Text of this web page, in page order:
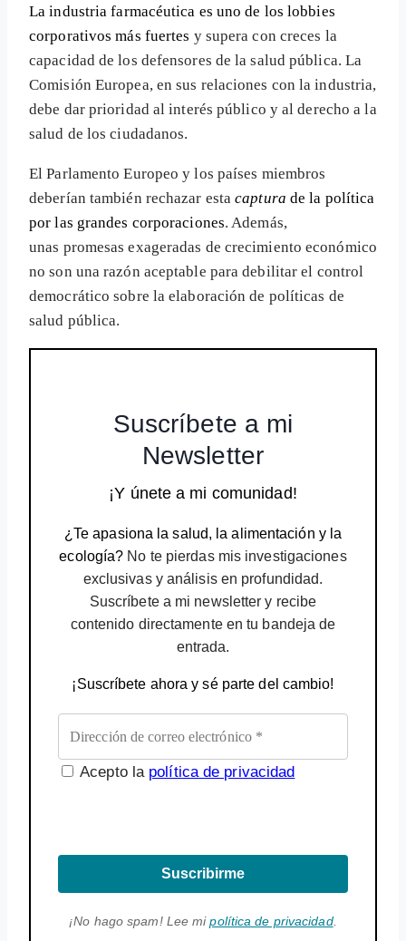
La industria farmacéutica es uno de los lobbies
corporativos más fuertes y supera con creces la
capacidad de los defensores de la salud pública. La
Comisión Europea, en sus relaciones con la industria,
debe dar prioridad al interés público y al derecho a la
salud de los ciudadanos.
El Parlamento Europeo y los países miembros
deberían también rechazar estacaptura de la política
por las grandes corporaciones. Además,
unas promesas exageradas de crecimiento económico
no son una razón aceptable para debilitar el control
democrático sobre la elaboración de políticas de
salud pública.
Suscríbete a mi
Newsletter
¡Y únete a mi comunidad!
¿Te apasiona la salud, la alimentación y la
ecología? No te pierdas mis investigaciones
exclusivas y análisis en profundidad.
Suscríbete a mi newsletter y recibe
contenido directamente en tu bandeja de
entrada.
¡Suscríbete ahora y sé parte del cambio!
Acepto la política de privacidad
Suscribirme
¡No hago spam! Lee mipolítica de privacidad.